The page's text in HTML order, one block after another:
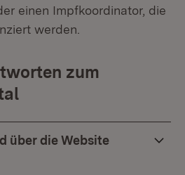
einen Impfkoordinator, die
werden.
zum
über die Website